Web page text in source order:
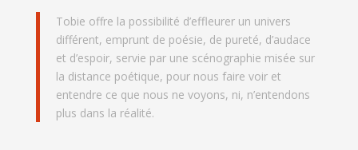
Tobie offre la possibilité d’effleurer un univers
différent, emprunt de poésie, de pureté, d’audace
et d’espoir, servie par une scénographie misée sur
la distance poétique, pour nous faire voir et
entendre ce que nous ne voyons, ni, n’entendons
plus dans la réalité.